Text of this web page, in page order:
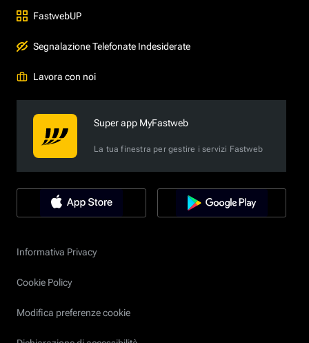
FastwebUP
Segnalazione Telefonate Indesiderate
Lavora con noi
Super app MyFastweb
La tua finestra per gestire i servizi Fastweb
Informativa Privacy
Cookie Policy
Modifica preferenze cookie